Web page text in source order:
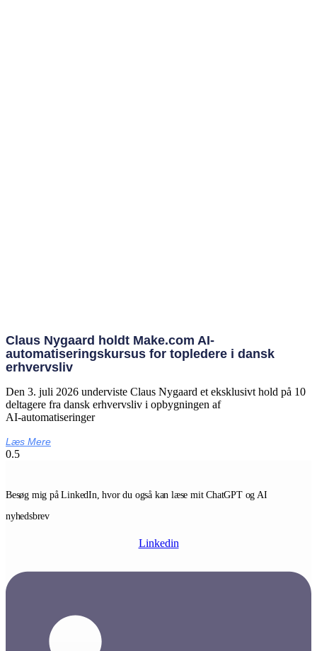
Claus Nygaard holdt Make.com AI-
automatiseringskursus for topledere i dansk
erhvervsliv
Den 3. juli 2026 underviste Claus Nygaard et eksklusivt hold på 10
deltagere fra dansk erhvervsliv i opbygningen af
AI‑automatiseringer
Læs Mere
Besøg mig på LinkedIn, hvor du også kan læse mit ChatGPT og AI
nyhedsbrev
Linkedin